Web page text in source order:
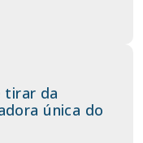
tirar da
única do